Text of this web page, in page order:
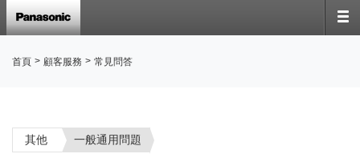
首頁 > 顧客服務 > 常見問答
其他 一般通用問題